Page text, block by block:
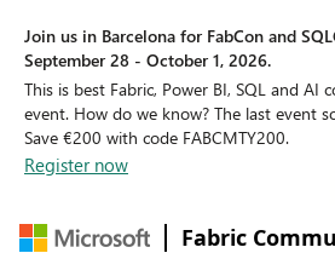
Join us in Barcelona for FabCon and
September 28 - October 1, 2026.
This is best Fabric, Power BI, SQL and AI
event. How do we know? The last event
Save €200 with code FABCMTY200.
Register now
Fabric